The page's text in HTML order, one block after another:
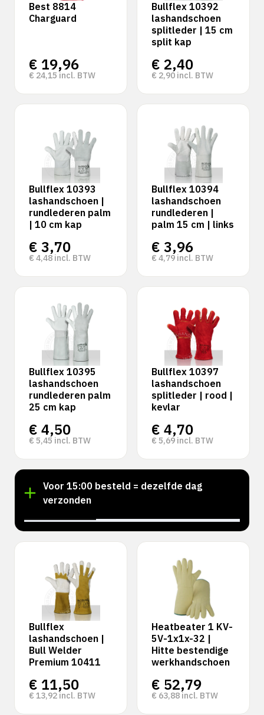
Best 8814
Charguard
€ 19,96
€ 24,15 incl. BTW
Bullflex 10392
lashandschoen
splitleder | 15 cm
split kap
€ 2,40
€ 2,90 incl. BTW
Bullflex 10393
lashandschoen |
rundlederen palm
| 10 cm kap
€ 3,70
€ 4,48 incl. BTW
Bullflex 10394
lashandschoen
rundlederen |
palm 15 cm | links
€ 3,96
€ 4,79 incl. BTW
Bullflex 10395
lashandschoen
rundlederen palm
25 cm kap
€ 4,50
€ 5,45 incl. BTW
Bullflex 10397
lashandschoen
splitleder | rood |
kevlar
€ 4,70
€ 5,69 incl. BTW
Voor 15:00 besteld = dezelfde dag
verzonden
Bullflex
lashandschoen |
Bull Welder
Premium 10411
€ 11,50
€ 13,92 incl. BTW
Heatbeater 1 KV-
5V-1x1x-32 |
Hitte bestendige
werkhandschoen
€ 52,79
€ 63,88 incl. BTW